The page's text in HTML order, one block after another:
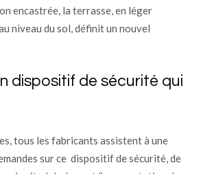
encastrée, la terrasse, en léger
niveau du sol, définit un nouvel
dispositif de sécurité qui
tous les fabricants assistent à une
sur ce dispositif de sécurité, de